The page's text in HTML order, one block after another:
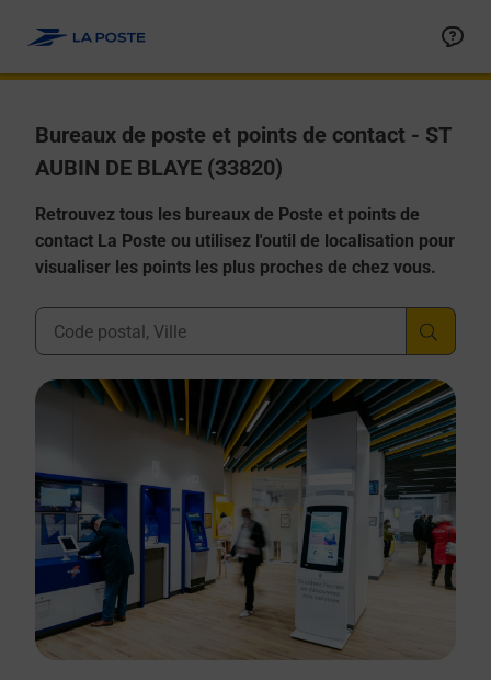
Bureaux de poste et points de contact - ST
AUBIN DE BLAYE (33820)
Retrouvez tous les bureaux de Poste et points de
contact La Poste ou utilisez l'outil de localisation pour
visualiser les points les plus proches de chez vous.
Ville, Département, Code Postal